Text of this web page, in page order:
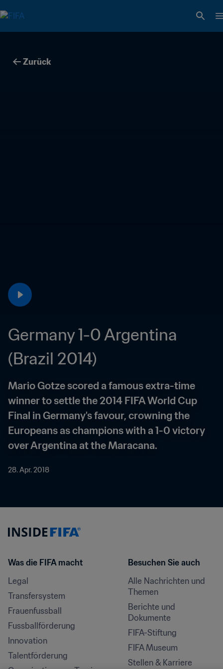
Zurück
Germany 1-0 Argentina
(Brazil 2014)
Mario Gotze scored a famous extra-time
winner to settle the 2014 FIFA World Cup
Final in Germany's favour, crowning the
Europeans as champions with a 1-0 victory
over Argentina at the Maracana.
28. Apr. 2018
Was die FIFA macht
Legal
Transfersystem
Frauenfussball
Fussballförderung
Innovation
Talentförderung
Besuchen Sie auch
Alle Nachrichten und
Themen
Berichte und
Dokumente
FIFA-Stiftung
FIFA Museum
Stellen & Karriere